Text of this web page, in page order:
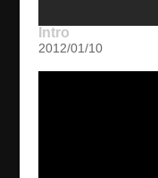
Intro
2012/01/10